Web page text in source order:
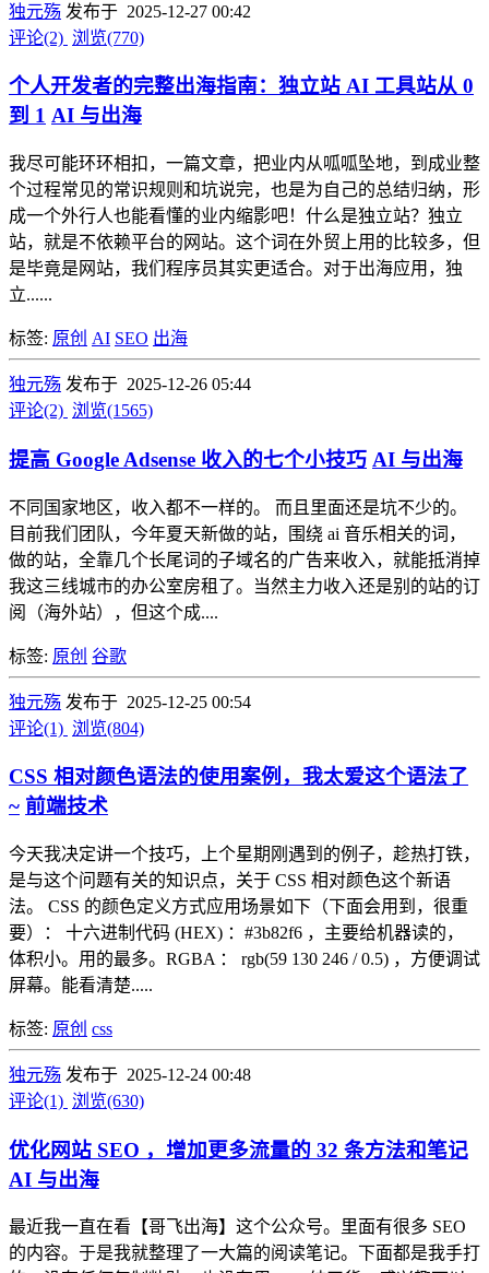
独元殇 发布于 2025-12-27 00:42
评论(2) 浏览(770)
个人开发者的完整出海指南：独立站 AI 工具站从 0
到 1 AI 与出海
我尽可能环环相扣，一篇文章，把业内从呱呱坠地，到成业整
个过程常见的常识规则和坑说完，也是为自己的总结归纳，形
成一个外行人也能看懂的业内缩影吧！什么是独立站？独立
站，就是不依赖平台的网站。这个词在外贸上用的比较多，但
是毕竟是网站，我们程序员其实更适合。对于出海应用，独
立......
标签: 原创 AI SEO 出海
独元殇 发布于 2025-12-26 05:44
评论(2) 浏览(1565)
提高 Google Adsense 收入的七个小技巧 AI 与出海
不同国家地区，收入都不一样的。 而且里面还是坑不少的。
目前我们团队，今年夏天新做的站，围绕 ai 音乐相关的词，
做的站，全靠几个长尾词的子域名的广告来收入，就能抵消掉
我这三线城市的办公室房租了。当然主力收入还是别的站的订
阅（海外站），但这个成....
标签: 原创 谷歌
独元殇 发布于 2025-12-25 00:54
评论(1) 浏览(804)
CSS 相对颜色语法的使用案例，我太爱这个语法了
~ 前端技术
今天我决定讲一个技巧，上个星期刚遇到的例子，趁热打铁，
是与这个问题有关的知识点，关于 CSS 相对颜色这个新语
法。 CSS 的颜色定义方式应用场景如下（下面会用到，很重
要）： 十六进制代码 (HEX) ：#3b82f6 ，主要给机器读的，
体积小。用的最多。RGBA ： rgb(59 130 246 / 0.5) ，方便调试
屏幕。能看清楚.....
标签: 原创 css
独元殇 发布于 2025-12-24 00:48
评论(1) 浏览(630)
优化网站 SEO ，增加更多流量的 32 条方法和笔记
AI 与出海
最近我一直在看【哥飞出海】这个公众号。里面有很多 SEO
的内容。于是我就整理了一大篇的阅读笔记。下面都是我手打